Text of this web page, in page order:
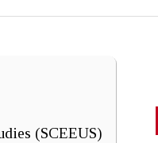
(SCEEUS)